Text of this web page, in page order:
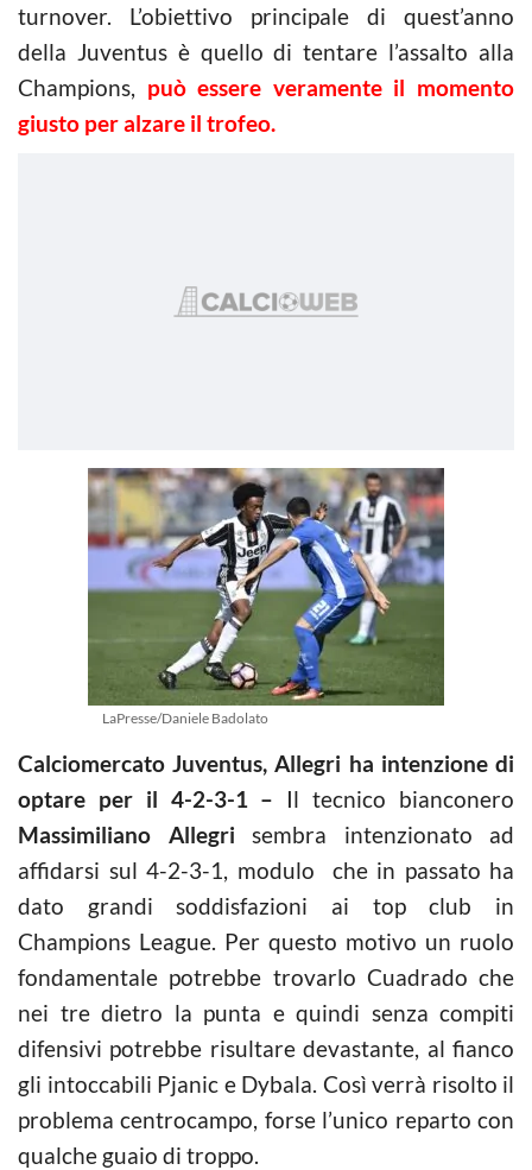
turnover. L’obiettivo principale di quest’anno
della Juventus è quello di tentare l’assalto alla
Champions, può essere veramente il momento
giusto per alzare il trofeo.
LaPresse/Daniele Badolato
Calciomercato Juventus, Allegri ha intenzione di
optare per il 4-2-3-1 – Il tecnico bianconero
Massimiliano Allegri sembra intenzionato ad
affidarsi sul 4-2-3-1, modulo che in passato ha
dato grandi soddisfazioni ai top club in
Champions League. Per questo motivo un ruolo
fondamentale potrebbe trovarlo Cuadrado che
nei tre dietro la punta e quindi senza compiti
difensivi potrebbe risultare devastante, al fianco
gli intoccabili Pjanic e Dybala. Così verrà risolto il
problema centrocampo, forse l’unico reparto con
qualche guaio di troppo.